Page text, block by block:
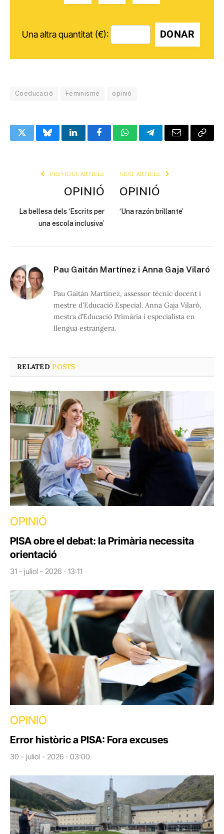
Una altra quantitat (€): DONAR
Coeducació Feminisme opinió
TwitterBlueskyLinkedInFacebookWhatsAppTelegramEmail Copy
PREVIOUS ARTICLE
OPINIÓ
La bellesa dels ‘Escrits per
una escola inclusiva’
NEXT ARTICLE
OPINIÓ
‘Una razón brillante’
Pau Gaitán Martínez i Anna Gaja Vilaró
Pau Gaitán Martínez, assessor tècnic docent i
mestre d'Educació Especial. Anna Gaja Vilaró,
mestra d’Educació Primària i especialista en
llengua estrangera.
RELATEDPOSTS
OPINIÓ
PISA obre el debat: la Primària necessita
orientació
31 - juliol - 2026 · 13:11
OPINIÓ
Error històric a PISA: Fora excuses
30 - juliol - 2026 · 03:00